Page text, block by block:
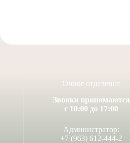
Очное отделение
Звонки принимаются
с 10:00 до 17:00
Администратор:
+7 (963) 612-444-2